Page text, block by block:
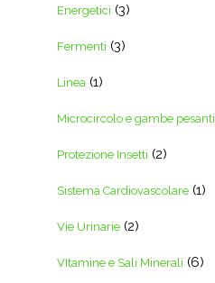
Energetici (3)
Fermenti (3)
Linea (1)
Microcircolo e gambe pesanti
Protezione Insetti (2)
Sistema Cardiovascolare (1)
Vie Urinarie (2)
VItamine e Sali Minerali (6)